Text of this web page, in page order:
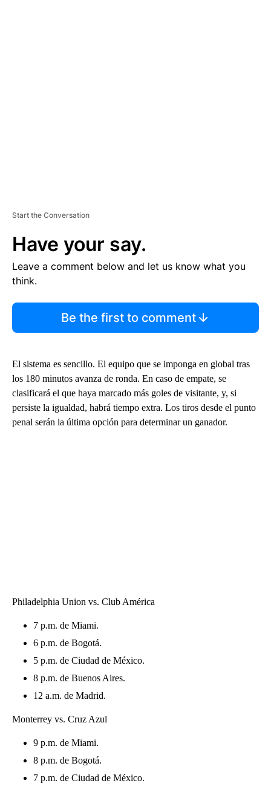
Start the Conversation
Have your say.
Leave a comment below and let us know what you
think.
Be the first to comment
El sistema es sencillo. El equipo que se imponga en global tras
los 180 minutos avanza de ronda. En caso de empate, se
clasificará el que haya marcado más goles de visitante, y, si
persiste la igualdad, habrá tiempo extra. Los tiros desde el punto
penal serán la última opción para determinar un ganador.
Philadelphia Union vs. Club América
7 p.m. de Miami.
6 p.m. de Bogotá.
5 p.m. de Ciudad de México.
8 p.m. de Buenos Aires.
12 a.m. de Madrid.
Monterrey vs. Cruz Azul
9 p.m. de Miami.
8 p.m. de Bogotá.
7 p.m. de Ciudad de México.